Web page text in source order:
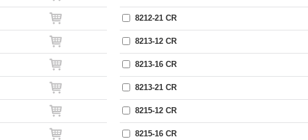
8212-21 CR
8213-12 CR
8213-16 CR
8213-21 CR
8215-12 CR
8215-16 CR